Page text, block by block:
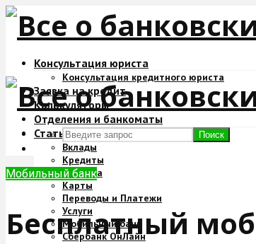
Консультация юриста
Консультация кредитного юриста
Заявка на кредит
Калькуляторы
Отделения и банкоматы
Статьи
Вклады
Кредиты
Ипотека
Карты
Переводы и Платежи
Услуги
Мобильный банк
Сбербанк ОнЛайн
Поиск
Мобильный банк
Бесплатный